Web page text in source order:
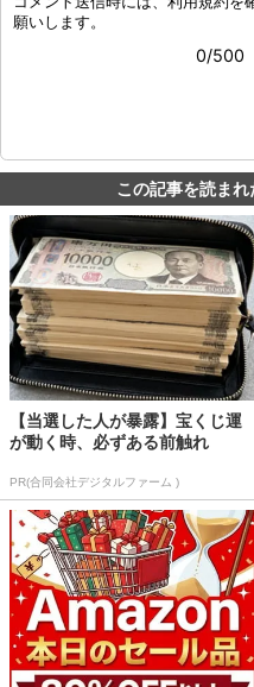
この記事を読ま
【当選した人が暴露】宝くじ運
が動く時、必ずある前触れ
PR(合同会社デジタルファーム )